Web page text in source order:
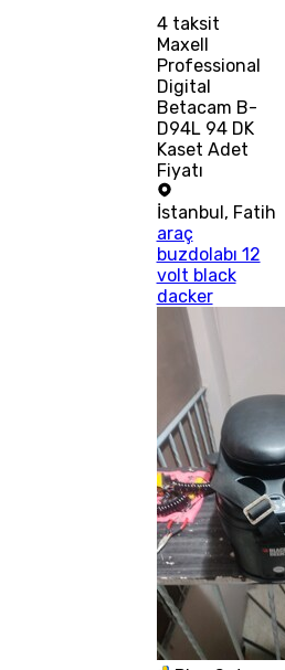
4taksit
Maxell
Professional
Digital
Betacam B-
D94L 94 DK
Kaset Adet
Fiyatı
İstanbul , Fatih
araç
buzdolabı 12
volt black
dacker